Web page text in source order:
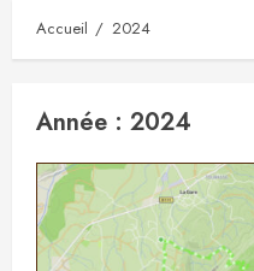
Accueil 2024
Année : 2024